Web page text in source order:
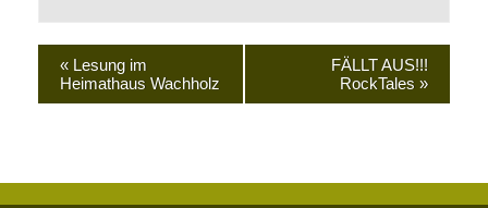
« Lesung im
Heimathaus Wachholz
FÄLLT AUS!!!
RockTales »